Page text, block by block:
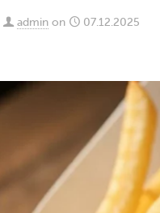
admin on 07.12.2025